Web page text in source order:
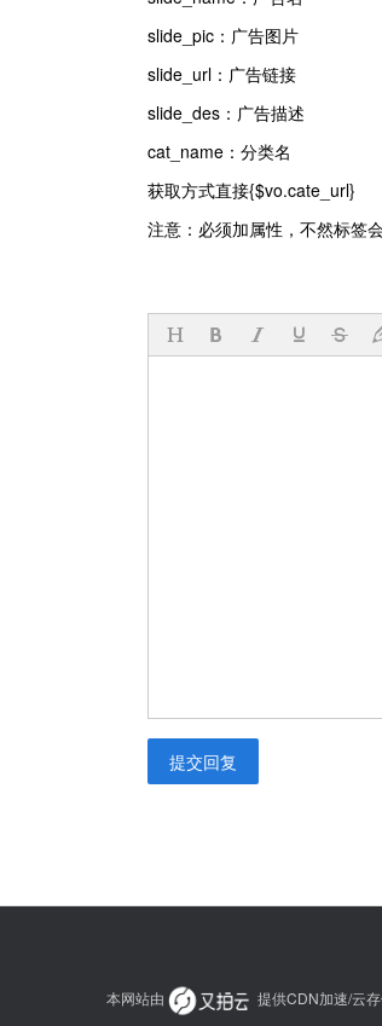
slide_pic：广告图片
slide_url：广告链接
slide_des：广告描述
cat_name：分类名
获取方式直接{$vo.cate_url}
注意：必须加属性，不然标签
提交回复
本网站由 提供CDN加速/云